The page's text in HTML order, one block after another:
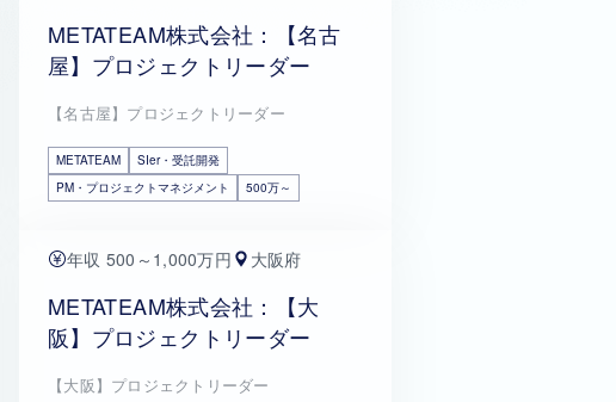
METATEAM株式会社：【名古
屋】プロジェクトリーダー
【名古屋】プロジェクトリーダー
METATEAM
SIer・受託開発
PM・プロジェクトマネジメント
500万～
年収 500～1,000万円 大阪府
METATEAM株式会社：【大
阪】プロジェクトリーダー
【大阪】プロジェクトリーダー